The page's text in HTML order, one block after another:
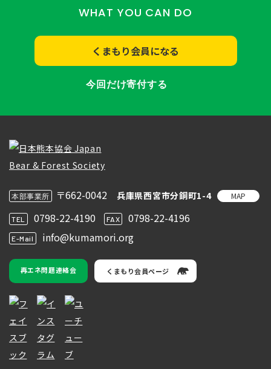
WHAT YOU CAN DO
くまもり会員になる
今回だけ寄付する
本部事業所 〒662-0042 兵庫県西宮市分銅町1-4 MAP
TEL 0798-22-4190 FAX 0798-22-4196
E-Mail info@kumamori.org
再エネ問題連絡会 くまもり会員ページ